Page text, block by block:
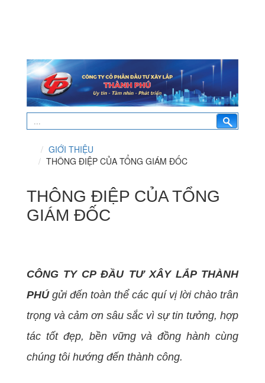
GIỚI THIỆU
THÔNG ĐIỆP CỦA TỔNG GIÁM ĐỐC
THÔNG ĐIỆP CỦA TỔNG
GIÁM ĐỐC
CÔNG TY CP ĐẦU TƯ XÂY LẮP THÀNH
PHÚgửi đến toàn thể các quí vị lời chào trân
trọng và cảm ơn sâu sắc vì sự tin tưởng, hợp
tác tốt đẹp, bền vữngvà đồng hành cùng
chúng tôi hướng đến thành công.